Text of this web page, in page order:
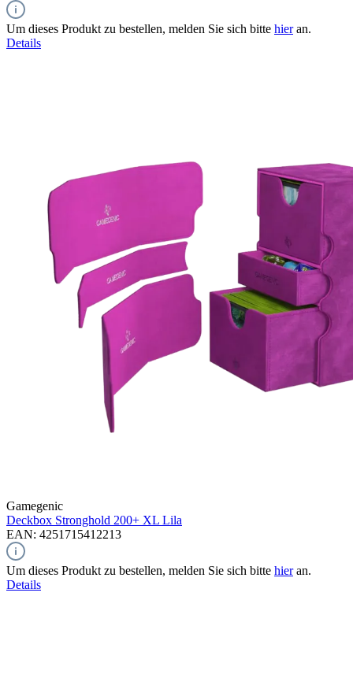
Um dieses Produkt zu bestellen, melden Sie sich bitte hieran.
Details
Gamegenic
Deckbox Stronghold 200+ XL Lila
EAN: 4251715412213
Um dieses Produkt zu bestellen, melden Sie sich bitte hieran.
Details